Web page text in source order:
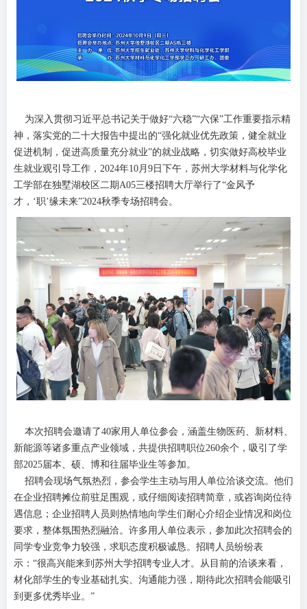
为深入贯彻习近平总书记关于做好“六稳”“六保”工作重要指示精
神，落实党的二十大报告中提出的“强化就业优先政策，健全就业
促进机制，促进高质量充分就业”的就业战略，切实做好高校毕业
生就业观引导工作，2024年10月9日下午，苏州大学材料与化学化
工学部在独墅湖校区二期A05三楼招聘大厅举行了“金风予
才，‘职’缘未来”2024秋季专场招聘会。
本次招聘会邀请了40家用人单位参会，涵盖生物医药、新材料、
新能源等诸多重点产业领域，共提供招聘职位260余个，吸引了学
部2025届本、硕、博和往届毕业生等参加。
招聘会现场气氛热烈，参会学生主动与用人单位洽谈交流。他们
在企业招聘摊位前驻足围观，或仔细阅读招聘简章，或咨询岗位待
遇信息；企业招聘人员则热情地向学生们耐心介绍企业情况和岗位
要求，整体氛围热烈融洽。许多用人单位表示，参加此次招聘会的
同学专业竞争力较强，求职态度积极诚恳。招聘人员纷纷表
示：“很高兴能来到苏州大学招聘专业人才。从目前的洽谈来看，
材化部学生的专业基础扎实、沟通能力强，期待此次招聘会能吸引
到更多优秀毕业。”